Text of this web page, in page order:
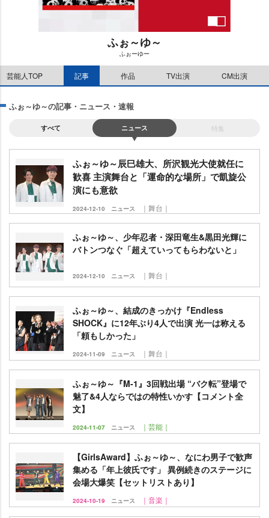
M
u
t
ふぉ～ゆ～
ふぉーゆー
芸能人TOP 記事 作品 TV出演 CM出演
ふぉ～ゆ～の記事・ニュース・速報
すべて ニュース 特集
ふぉ～ゆ～辰巳雄大、所沢観光大使就任に
歓喜 主演舞台と「運命的な場所」で凱旋公
演にも意欲
2024-12-10 ニュース ｜舞台｜
ふぉ～ゆ～、少年忍者・深田竜生&黒田光輝に
バトンつなぐ「超えていってもらわないと」
2024-12-10 ニュース ｜舞台｜
ふぉ～ゆ～、結成のきっかけ『Endless
SHOCK』に12年ぶり4人で出演 光一は称える
「頼もしかった」
2024-11-09 ニュース ｜舞台｜
ふぉ～ゆ～『M-1』3回戦出場 “バク転”登場で
魅了&4人ならではの特性いかす【コメント全
文】
2024-11-07 ニュース ｜芸能｜
【GirlsAward】ふぉ～ゆ～、なにわ男子で歓声
集める「年上彼氏です」 異例続きのステージに
会場大爆笑【セットリストあり】
2024-10-19 ニュース ｜音楽｜